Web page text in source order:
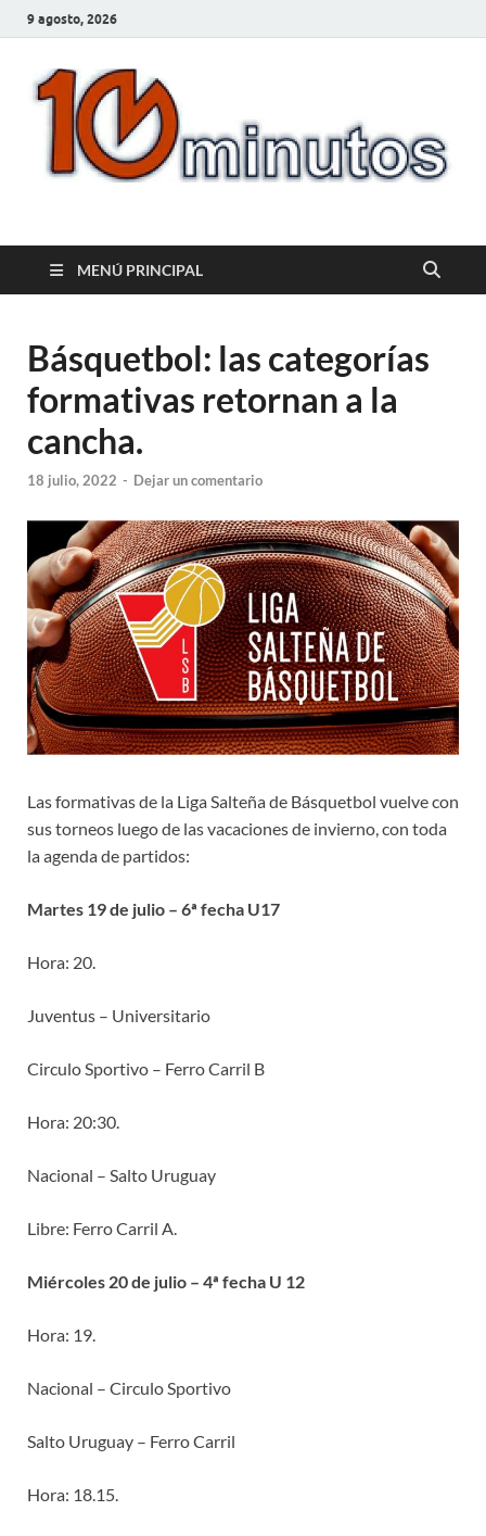
9 agosto, 2026
10minutos.com.uy
MENÚ PRINCIPAL
Básquetbol: las categorías
formativas retornan a la
cancha.
18 julio, 2022 - Dejar un comentario
Las formativas de la Liga Salteña de Básquetbol vuelve con
sus torneos luego de las vacaciones de invierno, con toda
la agenda de partidos:
Martes 19 de julio – 6ª fecha U17
Hora: 20.
Juventus – Universitario
Circulo Sportivo – Ferro Carril B
Hora: 20:30.
Nacional – Salto Uruguay
Libre: Ferro Carril A.
Miércoles 20 de julio – 4ª fecha U 12
Hora: 19.
Nacional – Circulo Sportivo
Salto Uruguay – Ferro Carril
Hora: 18.15.